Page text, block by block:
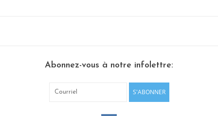
Abonnez-vous à notre infolettre:
S'ABONNER